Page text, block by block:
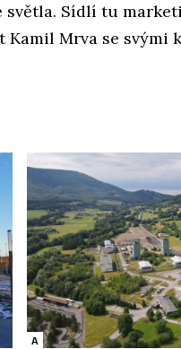
Sídlí tu
Mrva se svými
A